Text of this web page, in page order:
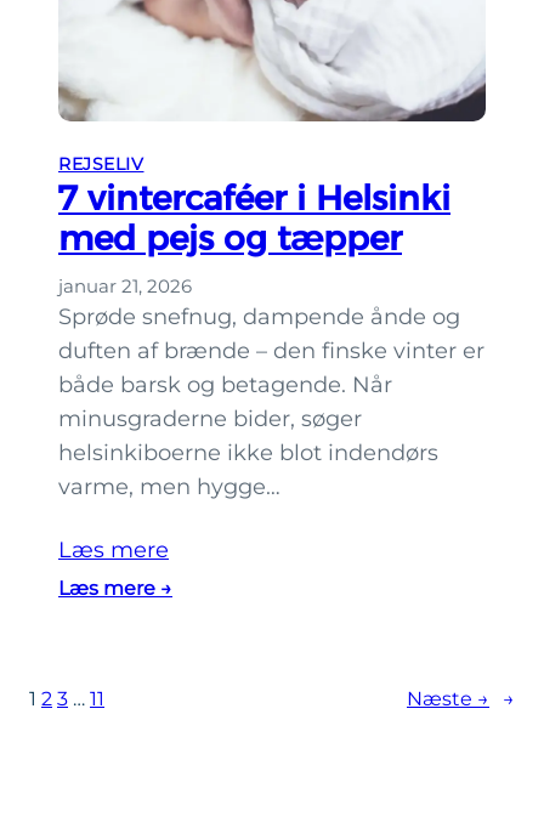
i
:
s
a
a
o
REJSELIV
7 vintercaféer i Helsinki
med pejs og tæpper
januar 21, 2026
Sprøde snefnug, dampende ånde og
duften af brænde – den finske vinter er
både barsk og betagende. Når
minusgraderne bider, søger
helsinkiboerne ikke blot indendørs
varme, men hygge…
Læs mere
Læs mere →
1 2 3 … 11 Næste → →